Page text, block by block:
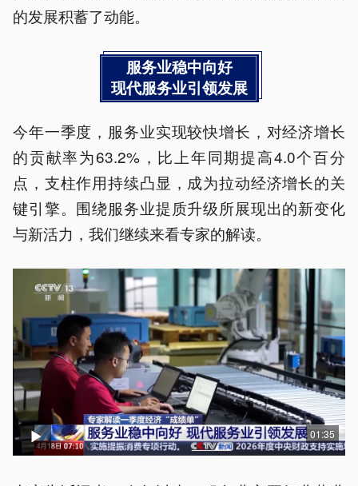
的发展积蓄了动能。
服务业稳中向好
现代服务业引领发展
今年一季度，服务业实现较快增长，对经济增长
的贡献率为63.2%，比上年同期提高4.0个百分
点，支柱作用持续凸显，成为拉动经济增长的关
键引擎。围绕服务业提质升级所展现出的新变化
与新活力，我们继续来看专家的解读。
01:35